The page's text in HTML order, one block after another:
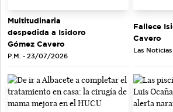
Multitudinaria
despedida a Isidoro
Gómez Cavero
P.M. - 23/07/2026
Fallece
Cavero
Las